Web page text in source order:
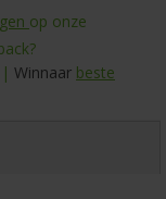
op onze
Winnaar beste